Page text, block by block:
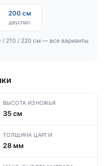
200 см
двуспал.
/ 210 / 220 см — все варианты
ВЫСОТА ИЗНОЖЬЯ
35 см
ТОЛЩИНА ЦАРГИ
28 мм